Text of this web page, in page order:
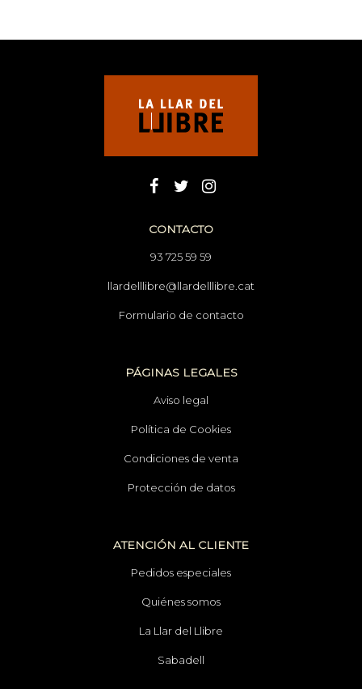
CONTACTO
93 725 59 59
llardelllibre@llardelllibre.cat
Formulario de contacto
PÁGINAS LEGALES
Aviso legal
Política de Cookies
Condiciones de venta
Protección de datos
ATENCIÓN AL CLIENTE
Pedidos especiales
Quiénes somos
La Llar del Llibre
Sabadell